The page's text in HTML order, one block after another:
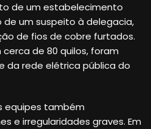
de um estabelecimento
um suspeito à delegacia,
de fios de cobre furtados.
de 80 quilos, foram
da rede elétrica pública do
equipes também
e irregularidades graves. Em